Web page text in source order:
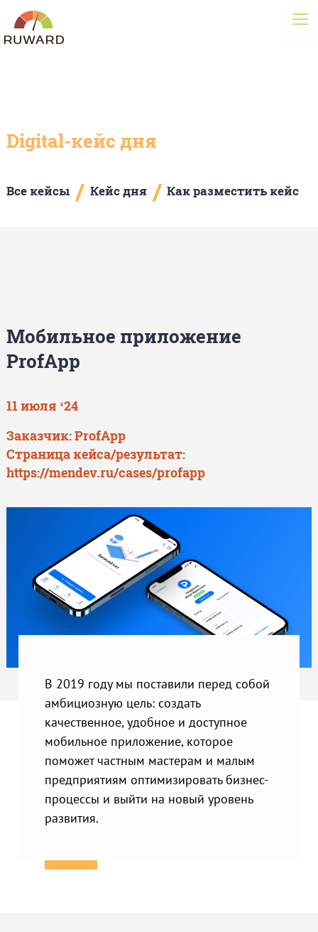
Digital-кейс дня
Все кейсы / Кейс дня / Как разместить кейс
Мобильное приложение
ProfApp
11 июля ‘24
Заказчик: ProfApp
Страница кейса/результат:
https://mendev.ru/cases/profapp
В 2019 году мы поставили перед собой
амбициозную цель: создать
качественное, удобное и доступное
мобильное приложение, которое
поможет частным мастерам и малым
предприятиям оптимизировать бизнес-
процессы и выйти на новый уровень
развития.